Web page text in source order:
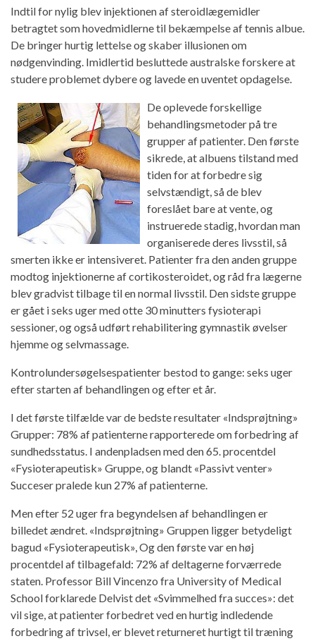
Indtil for nylig blev injektionen af ​​steroidlægemidler
betragtet som hovedmidlerne til bekæmpelse af tennis albue.
De bringer hurtig lettelse og skaber illusionen om
nødgenvinding. Imidlertid besluttede australske forskere at
studere problemet dybere og lavede en uventet opdagelse.
De oplevede forskellige
behandlingsmetoder på tre
grupper af patienter. Den første
sikrede, at albuens tilstand med
tiden for at forbedre sig
selvstændigt, så de blev
foreslået bare at vente, og
instruerede stadig, hvordan man
organiserede deres livsstil, så
smerten ikke er intensiveret. Patienter fra den anden gruppe
modtog injektionerne af cortikosteroidet, og råd fra lægerne
blev gradvist tilbage til en normal livsstil. Den sidste gruppe
er gået i seks uger med otte 30 minutters fysioterapi
sessioner, og også udført rehabilitering gymnastik øvelser
hjemme og selvmassage.
Kontrolundersøgelsespatienter bestod to gange: seks uger
efter starten af ​​behandlingen og efter et år.
I det første tilfælde var de bedste resultater «Indsprøjtning»
Grupper: 78% af patienterne rapporterede om forbedring af
sundhedsstatus. I andenpladsen med den 65. procentdel
«Fysioterapeutisk» Gruppe, og blandt «Passivt venter»
Succeser pralede kun 27% af patienterne.
Men efter 52 uger fra begyndelsen af ​​behandlingen er
billedet ændret. «Indsprøjtning» Gruppen ligger betydeligt
bagud «Fysioterapeutisk», Og den første var en høj
procentdel af tilbagefald: 72% af deltagerne forværrede
staten. Professor Bill Vincenzo fra University of Medical
School forklarede Delvist det «Svimmelhed fra succes»: det
vil sige, at patienter forbedret ved en hurtig indledende
forbedring af trivsel, er blevet returneret hurtigt til træning